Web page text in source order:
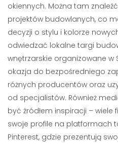
okiennych. Można tam
projektów budowlanych, co
decyzji o stylu i kolorze
odwiedzać lokalne targi
wnętrzarskie organizowane w
okazja do bezpośredniego
różnych producentów oraz
od specjalistów. Również
być źródłem inspiracji –
swoje profile na platformach
Pinterest, gdzie prezentują